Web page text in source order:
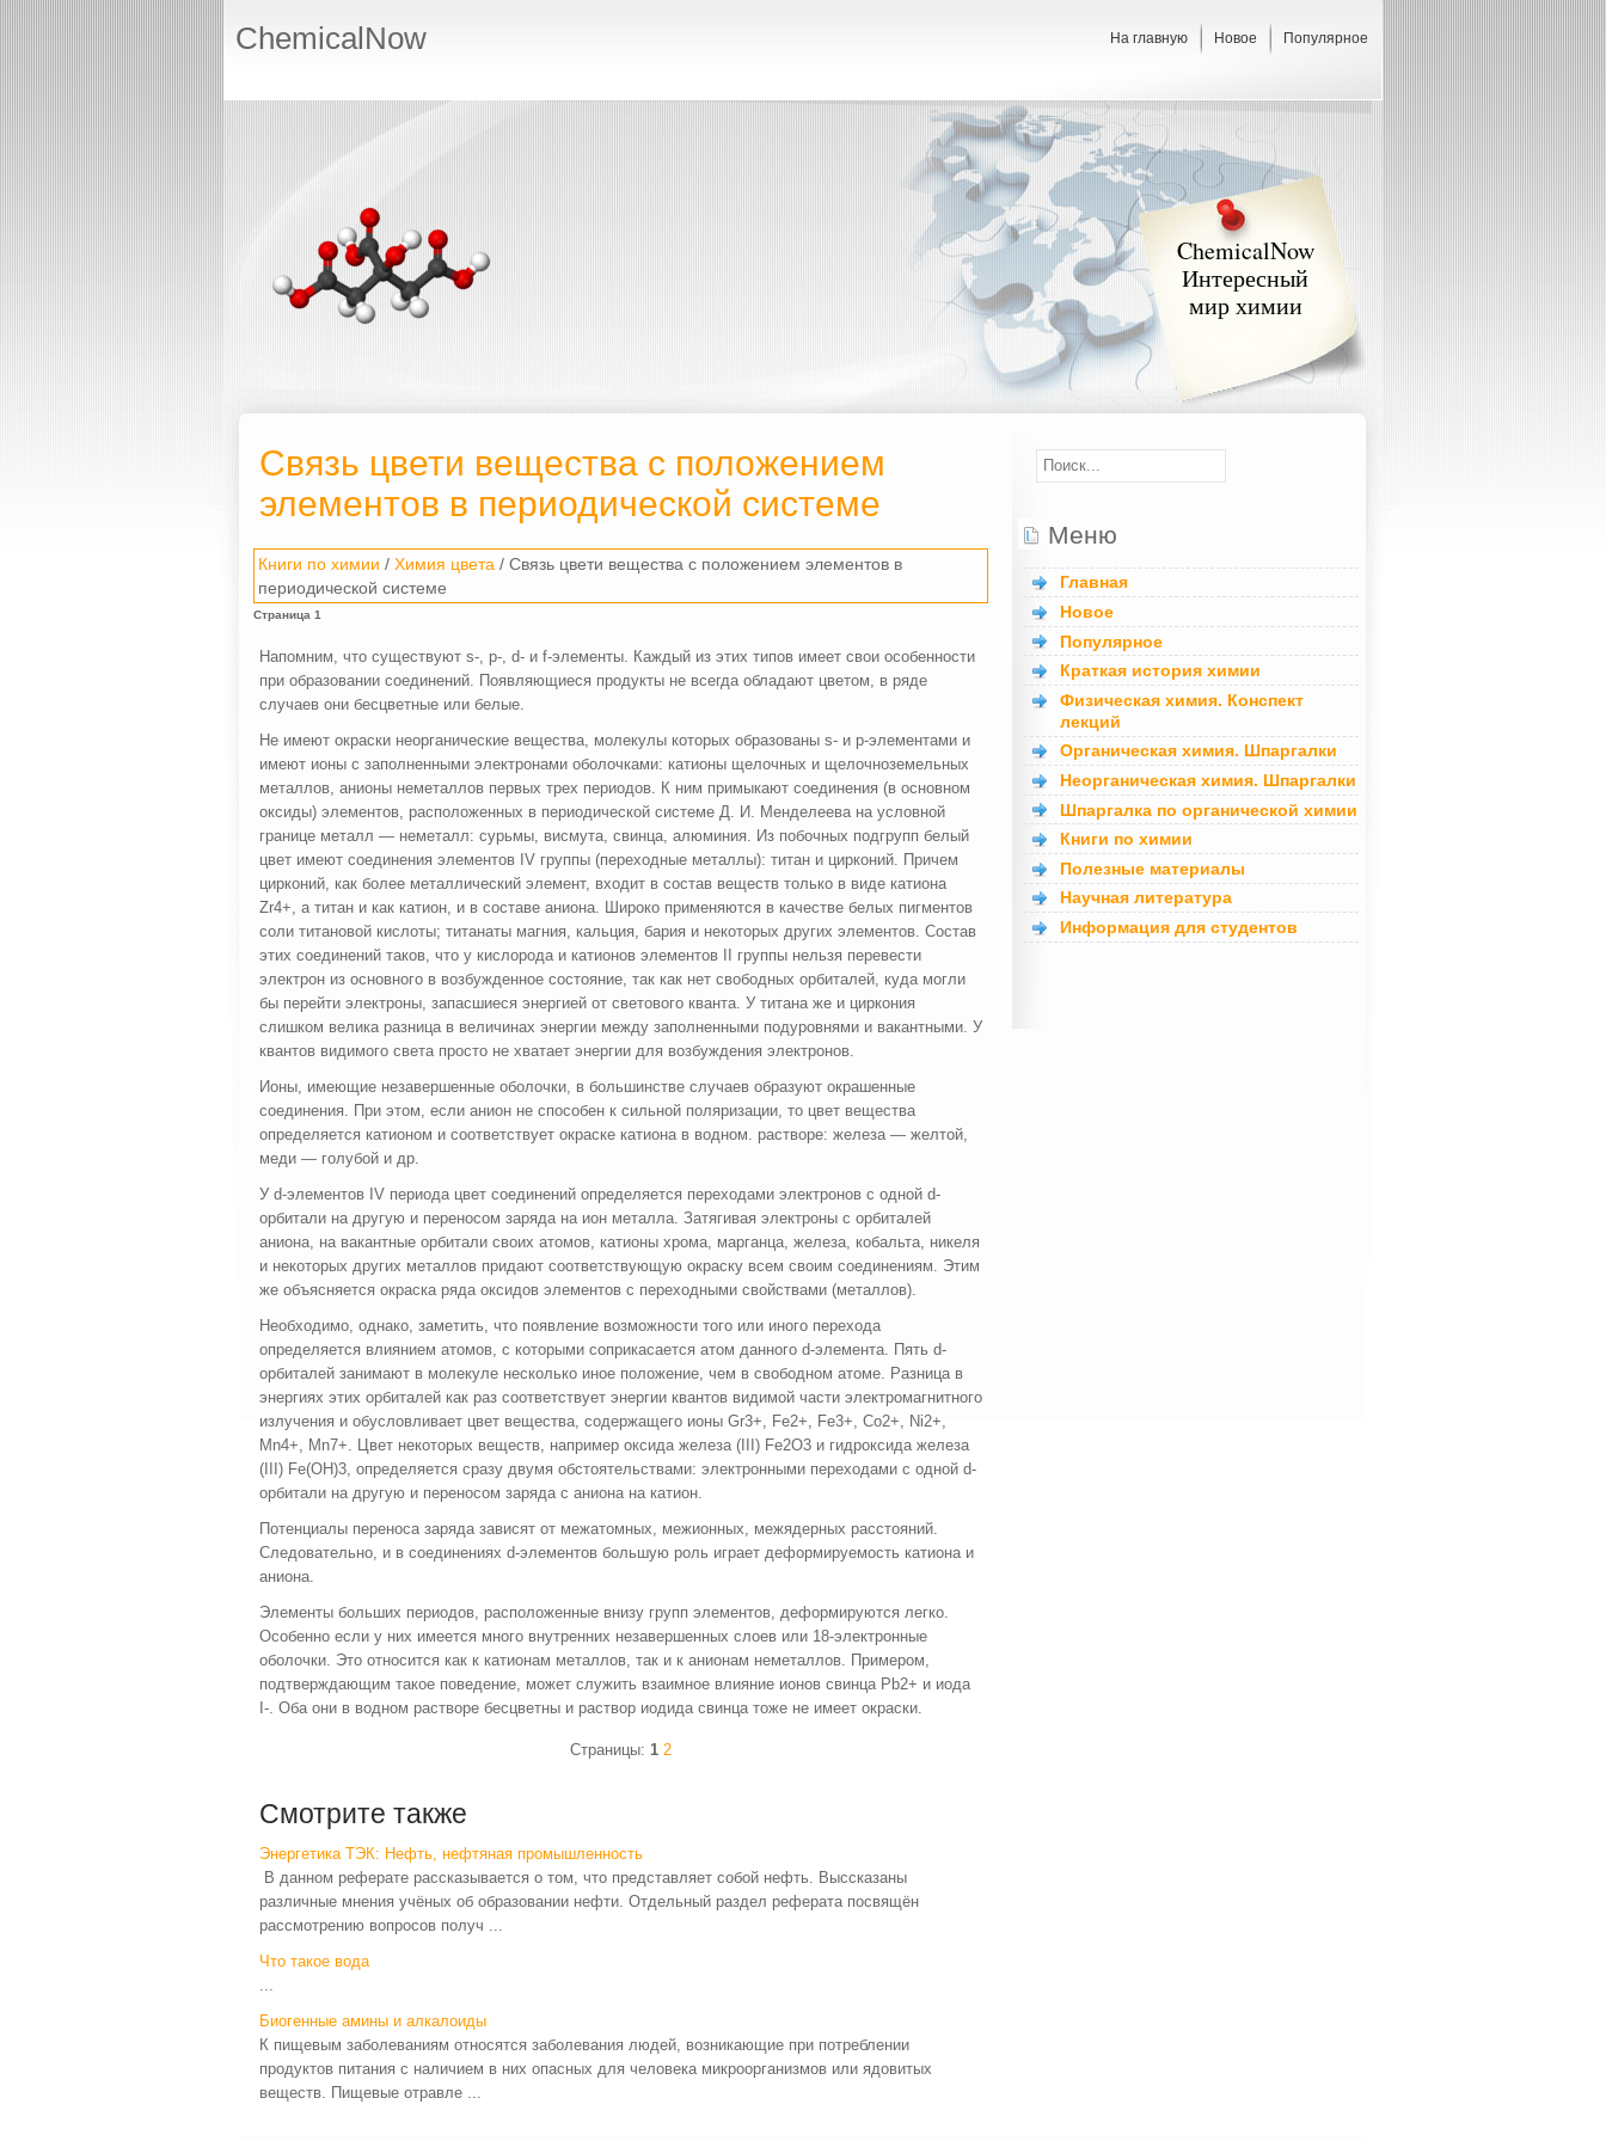
ChemicalNow На главную Новое Популярное
ChemicalNow
Интересный
мир химии
Связь цвети вещества с положением
элементов в периодической системе
Книги по химии / Химия цвета / Связь цвети вещества с положением элементов в
периодической системе
Страница 1
Напомним, что существуют s-, р-, d- и f-элементы. Каж­дый из этих типов имеет свои особенности
при образова­нии соединений. Появляющиеся продукты не всегда обладают цветом, в ряде
случаев они бесцветные или белые.
Не имеют окраски неорганические вещества, молекулы которых образованы s- и р-элементами и
имеют ионы с за­полненными электронами оболочками: катионы щелочных и щелочноземельных
металлов, анионы неметаллов пер­вых трех периодов. К ним примыкают соединения (в основ­ном
оксиды) элементов, расположенных в периодической системе Д. И. Менделеева на условной
границе металл — неметалл: сурьмы, висмута, свинца, алюминия. Из побоч­ных подгрупп белый
цвет имеют соединения элементов IV группы (переходные металлы): титан и цирконий. Причем
цирконий, как более металлический элемент, входит в состав веществ только в виде катиона
Zr4+, а титан и как катион, и в составе аниона. Широко применяются в каче­стве белых пигментов
соли титановой кислоты; титанаты магния, кальция, бария и некоторых других элементов. Состав
этих соединений таков, что у кислорода и катионов элементов II группы нельзя перевести
электрон из основ­ного в возбужденное состояние, так как нет свободных орбиталей, куда могли
бы перейти электроны, запасшиеся энергией от светового кванта. У титана же и циркония
слишком велика разница в величинах энергии между за­полненными подуровнями и вакантными. У
квантов види­мого света просто не хватает энергии для возбуждения электронов.
Ионы, имеющие незавершенные оболочки, в большин­стве случаев образуют окрашенные
соединения. При этом, если анион не способен к сильной поляризации, то цвет вещества
определяется катионом и соответствует окраске катиона в водном. растворе: железа — желтой,
меди — го­лубой и др.
У d-элементов IV периода цвет соединений определя­ется переходами электронов с одной d-
орбитали на другую и переносом заряда на ион металла. Затягивая электроны с орбиталей
аниона, на вакантные орбитали своих атомов, катионы хрома, марганца, железа, кобальта, никеля
и не­которых других металлов придают соответствующую окраску всем своим соединениям. Этим
же объясняется окраска ряда оксидов элементов с переходными свойствами (ме­таллов).
Необходимо, однако, заметить, что появление возмож­ности того или иного перехода
определяется влиянием ато­мов, с которыми соприкасается атом данного d-элемента. Пять d-
орбиталей занимают в молекуле несколько иное положение, чем в свободном атоме. Разница в
энергиях этих орбиталей как раз соответствует энергии квантов ви­димой части электромагнитного
излучения и обусловлива­ет цвет вещества, содержащего ионы Gr3+, Fe2+, Fe3+, Co2+, Ni2+,
Mn4+, Mn7+. Цвет некоторых веществ, например окси­да железа (III) Fe2O3 и гидроксида железа
(III) Fe(OH)3, определяется сразу двумя обстоятельствами: электронны­ми переходами с одной d-
орбитали на другую и переносом заряда с аниона на катион.
Потенциалы переноса заряда зависят от межатомных, межионных, межядерных расстояний.
Следовательно, и в соединениях d-элементов большую роль играет деформируемость катиона и
аниона.
Элементы больших периодов, расположенные внизу групп элементов, деформируются легко.
Особенно если у них имеется много внутренних незавершенных слоев или 18-электронные
оболочки. Это относится как к катионам металлов, так и к анионам неметаллов. Примером,
подтвер­ждающим такое поведение, может служить взаимное влия­ние ионов свинца Рb2+ и иода
I-. Оба они в водном раство­ре бесцветны и раствор иодида свинца тоже не имеет окраски.
Страницы: 1 2
Смотрите также
Энергетика ТЭК: Нефть, нефтяная промышленность
В данном реферате рассказывается о том, что представляет собой нефть. Выссказаны
различные мнения учёных об образовании нефти. Отдельный раздел реферата посвящён
рассмотрению вопросов получ ...
Что такое вода
...
Биогенные амины и алкалоиды
К пищевым заболеваниям относятся заболевания людей, возникающие при потреблении
продуктов питания с наличием в них опасных для человека микроорганизмов или ядовитых
веществ. Пищевые отравле ...
Меню
Главная
Новое
Популярное
Краткая история химии
Физическая химия. Конспект
лекций
Органическая химия. Шпаргалки
Неорганическая химия. Шпаргалки
Шпаргалка по органической химии
Книги по химии
Полезные материалы
Научная литература
Информация для студентов